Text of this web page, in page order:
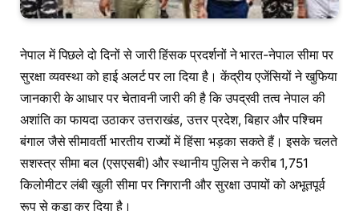
नेपाल में पिछले दो दिनों से जारी हिंसक प्रदर्शनों ने भारत-नेपाल सीमा पर
सुरक्षा व्यवस्था को हाई अलर्ट पर ला दिया है। केंद्रीय एजेंसियों ने खुफिया
जानकारी के आधार पर चेतावनी जारी की है कि उपद्रवी तत्व नेपाल की
अशांति का फायदा उठाकर उत्तराखंड, उत्तर प्रदेश, बिहार और पश्चिम
बंगाल जैसे सीमावर्ती भारतीय राज्यों में हिंसा भड़का सकते हैं। इसके चलते
सशस्त्र सीमा बल (एसएसबी) और स्थानीय पुलिस ने करीब 1,751
किलोमीटर लंबी खुली सीमा पर निगरानी और सुरक्षा उपायों को अभूतपूर्व
रूप से कड़ा कर दिया है।